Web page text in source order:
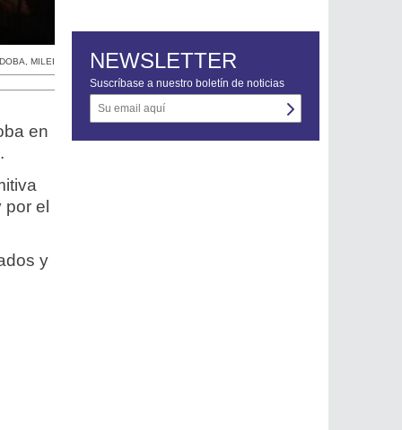
,MILEI
en
por el
y
NEWSLETTER
Suscríbase a nuestro boletín de noticias